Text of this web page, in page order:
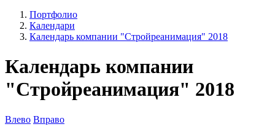
Портфолио
Календари
Календарь компании "Стройреанимация" 2018
Календарь компании
"Стройреанимация" 2018
Влево Вправо